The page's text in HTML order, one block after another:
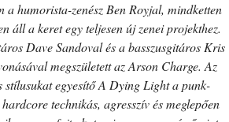
a humorista-zenész Ben Royjal, mindketten
áll a keret egy teljesen új zenei projekthez.
Dave Sandoval és a basszusgitáros Kris
megszületett az Arson Charge. Az
stílusukat egyesítő A Dying Light a punk-
technikás, agresszív és meglepően